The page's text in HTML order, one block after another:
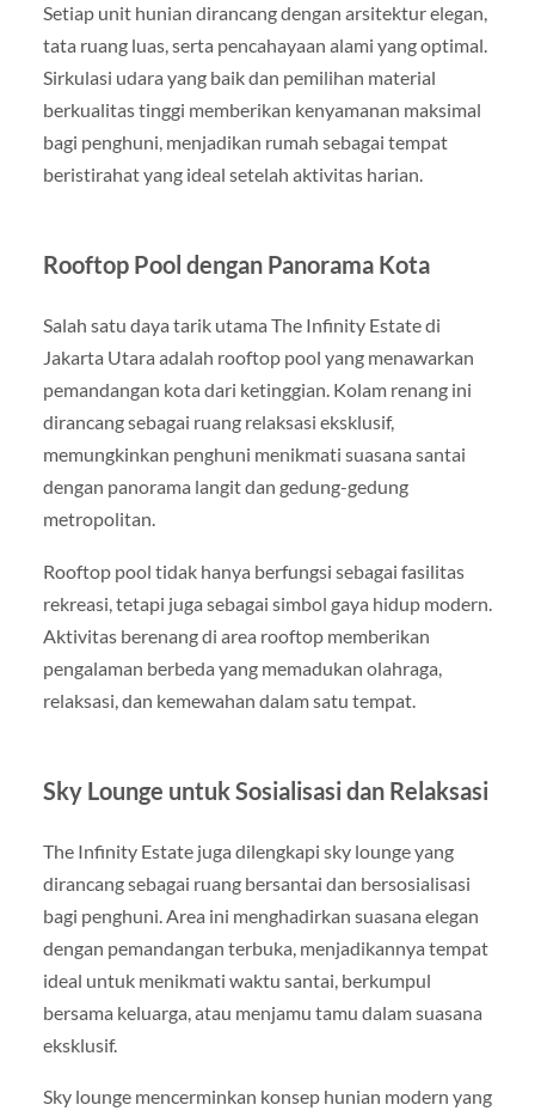
Setiap unit hunian dirancang dengan arsitektur elegan,
tata ruang luas, serta pencahayaan alami yang optimal.
Sirkulasi udara yang baik dan pemilihan material
berkualitas tinggi memberikan kenyamanan maksimal
bagi penghuni, menjadikan rumah sebagai tempat
beristirahat yang ideal setelah aktivitas harian.
Rooftop Pool dengan Panorama Kota
Salah satu daya tarik utama The Infinity Estate di
Jakarta Utara adalah rooftop pool yang menawarkan
pemandangan kota dari ketinggian. Kolam renang ini
dirancang sebagai ruang relaksasi eksklusif,
memungkinkan penghuni menikmati suasana santai
dengan panorama langit dan gedung-gedung
metropolitan.
Rooftop pool tidak hanya berfungsi sebagai fasilitas
rekreasi, tetapi juga sebagai simbol gaya hidup modern.
Aktivitas berenang di area rooftop memberikan
pengalaman berbeda yang memadukan olahraga,
relaksasi, dan kemewahan dalam satu tempat.
Sky Lounge untuk Sosialisasi dan Relaksasi
The Infinity Estate juga dilengkapi sky lounge yang
dirancang sebagai ruang bersantai dan bersosialisasi
bagi penghuni. Area ini menghadirkan suasana elegan
dengan pemandangan terbuka, menjadikannya tempat
ideal untuk menikmati waktu santai, berkumpul
bersama keluarga, atau menjamu tamu dalam suasana
eksklusif.
Sky lounge mencerminkan konsep hunian modern yang